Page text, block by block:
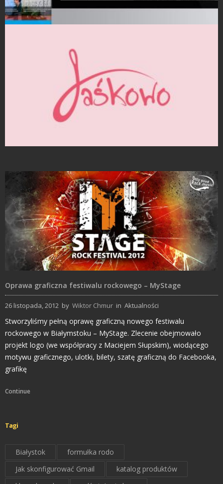
Oprawa graficzna festiwalu rockowego – MyStage
26 listopada, 2012 by Wiktor Chmur in Aktualności
Stworzyliśmy pełną oprawę graficzną nowego festiwalu
rockowego w Białymstoku – MyStage. Zlecenie obejmowało
projekt logo (we współpracy z Maciejem Słupskim), wiodącego
motywu graficznego, ulotki, bilety, szatę graficzną do Facebooka,
grafikę
Continue
Tagi
Białystok
formułka rodo
Jak skonfigurować Gmail
katalog produktów